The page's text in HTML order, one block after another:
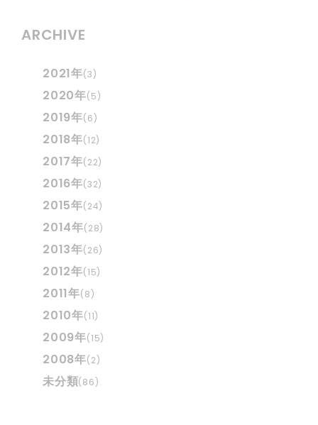
ARCHIVE
2021年(3)
2020年(5)
2019年(6)
2018年(12)
2017年(22)
2016年(32)
2015年(24)
2014年(28)
2013年(26)
2012年(15)
2011年(8)
2010年(11)
2009年(15)
2008年(2)
未分類(86)